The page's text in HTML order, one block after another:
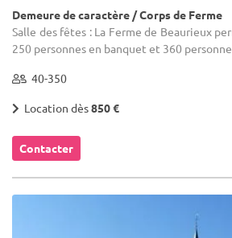
Demeure de caractère / Corps de Ferme
Salle des fêtes : La Ferme de Beaurieux
250 personnes en banquet et 360
40-350
Location dès850 €
Contacter